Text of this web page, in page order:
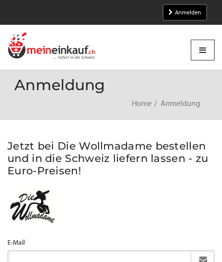
Anmelden
Anmeldung
Home Anmeldung
Jetzt bei Die Wollmadame bestellen
und in die Schweiz liefern lassen - zu
Euro-Preisen!
E-Mail